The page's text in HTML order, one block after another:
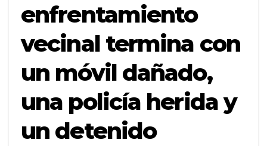
enfrentamiento
vecinal termina con
un móvil dañado,
una policía herida y
un detenido